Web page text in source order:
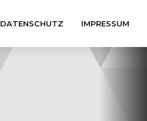
DATENSCHUTZ IMPRESSUM